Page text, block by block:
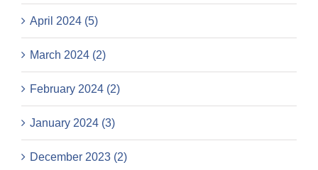
April 2024 (5)
March 2024 (2)
February 2024 (2)
January 2024 (3)
December 2023 (2)